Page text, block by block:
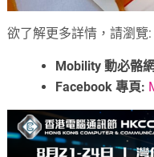
欲了解更多詳情，請瀏覽:
Mobility 動必骼
Facebook 專頁: